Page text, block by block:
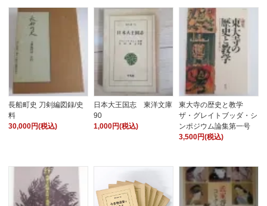
長船町史 刀剣編図録/史
料
30,000円(税込)
日本大王国志 東洋文庫
90
1,000円(税込)
東大寺の歴史と教学
ザ・グレイトブッダ・シ
ンポジウム論集第一号
3,500円(税込)